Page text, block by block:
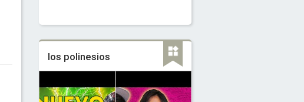
los polinesios